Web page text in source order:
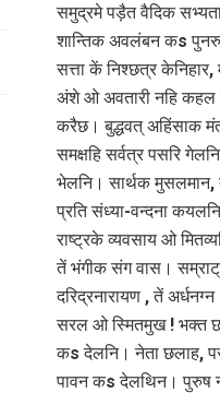
समुद्रमे पड़ैत वैदिक
शान्तिक अवलंबन कs
सत्ता कें निश्छत्र
अंशे ओ अवतारी नहि कहल
करैछ। बुद्धवत् अहिंसाक
समक्षहि सर्वत्र पसरि
भेलनि। सार्थक मुसलमान,
प्रति संध्या-वन्दना
राष्ट्रके व्यवसाय ओ
तें भंगीक संग वास।
दरिद्रनारायण , तें
सरल ओ स्मितमुख ! भक्त
कs देलनि। नेता छलाह,
पावन कs देलथिन। पुरुष